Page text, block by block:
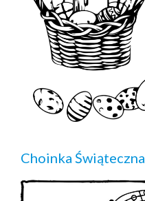
Choinka Świąteczna